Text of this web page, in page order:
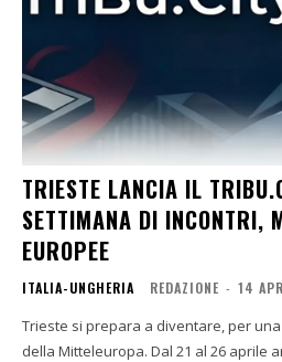
TRIESTE LANCIA IL
SETTIMANA DI INCONTRI,
EUROPEE
ITALIA-UNGHERIA REDAZIONE - 14
Trieste si prepara a diventare, per
della Mitteleuropa. Dal 21 al 26 aprile